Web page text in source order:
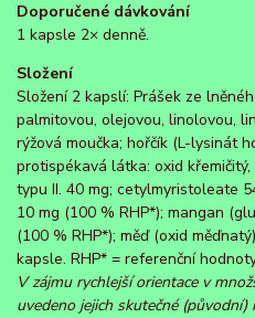
Doporučené dávkování
1 kapsle 2× denně.
Složení
Složení 2 kapslí: Prášek ze
palmitovou, olejovou, linolovou,
rýžová moučka; hořčík (L-lysinát
protispékavá látka: oxid
typu II. 40 mg; cetylmyristoleate
10 mg (100 % RHP*); mangan
(100 % RHP*); měď (oxid
kapsle. RHP* = referenční
V zájmu rychlejší orientace v
uvedeno jejich skutečné (původní)